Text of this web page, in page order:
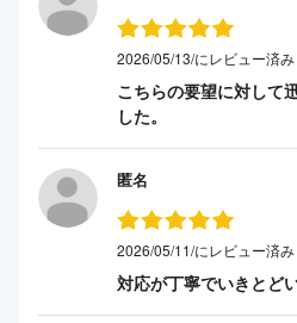
2026/05/13/にレビュー済み
こちらの要望に対して
した。
匿名
2026/05/11/にレビュー済み
対応が丁寧でいきとど